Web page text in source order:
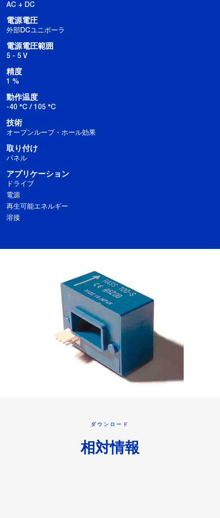
AC + DC
電源電圧
外部DCユニポーラ
電源電圧範囲
5 - 5 V
精度
1 %
動作温度
-40 °C / 105 °C
技術
オープンループ・ホール効果
取り付け
パネル
アプリケーション
ドライブ
電源
再生可能エネルギー
溶接
ダウンロード
相対情報